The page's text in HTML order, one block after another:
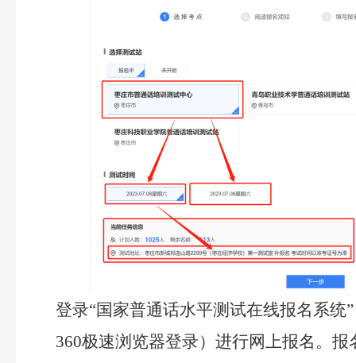
登录“国家普通话水平测试在线报名系统
360极速浏览器登录）进行网上报名。